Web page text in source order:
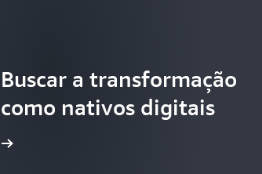
Buscar a transformação
como nativos digitais